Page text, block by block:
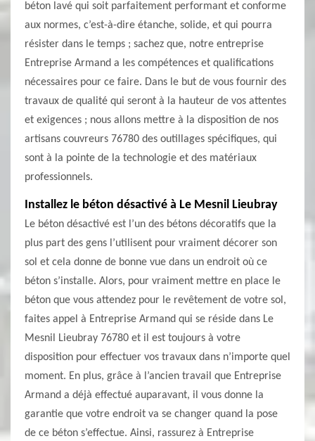
béton lavé qui soit parfaitement performant et conforme
aux normes, c’est-à-dire étanche, solide, et qui pourra
résister dans le temps ; sachez que, notre entreprise
Entreprise Armand a les compétences et qualifications
nécessaires pour ce faire. Dans le but de vous fournir des
travaux de qualité qui seront à la hauteur de vos attentes
et exigences ; nous allons mettre à la disposition de nos
artisans couvreurs 76780 des outillages spécifiques, qui
sont à la pointe de la technologie et des matériaux
professionnels.
Installez le béton désactivé à Le Mesnil Lieubray
Le béton désactivé est l’un des bétons décoratifs que la
plus part des gens l’utilisent pour vraiment décorer son
sol et cela donne de bonne vue dans un endroit où ce
béton s’installe. Alors, pour vraiment mettre en place le
béton que vous attendez pour le revêtement de votre sol,
faites appel à Entreprise Armand qui se réside dans Le
Mesnil Lieubray 76780 et il est toujours à votre
disposition pour effectuer vos travaux dans n’importe quel
moment. En plus, grâce à l’ancien travail que Entreprise
Armand a déjà effectué auparavant, il vous donne la
garantie que votre endroit va se changer quand la pose
de ce béton s’effectue. Ainsi, rassurez à Entreprise